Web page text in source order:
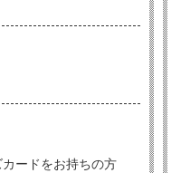
ードをお持ちの方